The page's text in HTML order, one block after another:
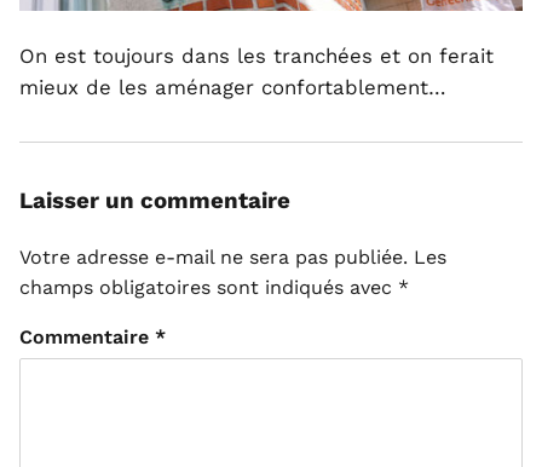
On est toujours dans les tranchées et on ferait
mieux de les aménager confortablement…
Laisser un commentaire
Votre adresse e-mail ne sera pas publiée. Les
champs obligatoires sont indiqués avec *
Commentaire *